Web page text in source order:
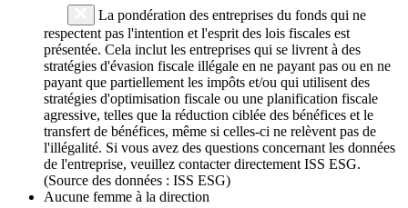
La pondération des entreprises du fonds qui ne
respectent pas l'intention et l'esprit des lois fiscales est
présentée. Cela inclut les entreprises qui se livrent à des
stratégies d'évasion fiscale illégale en ne payant pas ou en ne
payant que partiellement les impôts et/ou qui utilisent des
stratégies d'optimisation fiscale ou une planification fiscale
agressive, telles que la réduction ciblée des bénéfices et le
transfert de bénéfices, même si celles-ci ne relèvent pas de
l'illégalité. Si vous avez des questions concernant les données
de l'entreprise, veuillez contacter directement ISS ESG.
(Source des données : ISS ESG)
Aucune femme à la direction